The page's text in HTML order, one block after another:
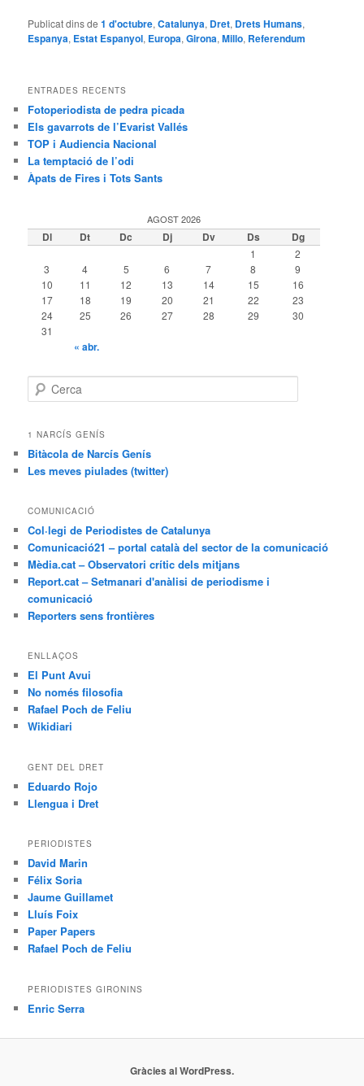
Publicat dins de 1 d'octubre,Catalunya, Dret, Drets Humans,
Espanya, Estat Espanyol, Europa,Girona,Millo, Referendum
ENTRADES RECENTS
Fotoperiodista de pedra picada
Els gavarrots de l’Evarist Vallés
TOP i Audiencia Nacional
La temptació de l’odi
Àpats de Fires i Tots Sants
AGOST 2026
Dl Dt Dc Dj Dv Ds Dg
1
2
3
4 5 6 7 8
9
10
11 12 13 14 15
16
17
18 19 20 21 22
23
24
25 26 27 28 29
30
31
« abr.
e
c1 NARCÍS GENÍS
Bitàcola de Narcís Genís
Les meves piulades (twitter)
COMUNICACIÓ
Col·legi de Periodistes de Catalunya
Comunicació21 – portal català del sector de la comunicació
Mèdia.cat – Observatori crític dels mitjans
Report.cat – Setmanari d'anàlisi de periodisme i
comunicació
Reporters sens frontières
ENLLAÇOS
El Punt Avui
No només filosofia
Rafael Poch de Feliu
Wikidiari
GENT DEL DRET
Eduardo Rojo
Llengua i Dret
PERIODISTES
David Marin
Félix Soria
Jaume Guillamet
Lluís Foix
Paper Papers
Rafael Poch de Feliu
PERIODISTES GIRONINS
Enric Serra
Gràcies al WordPress.